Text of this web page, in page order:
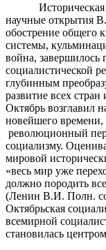
Историческая
научные открытия
обострение общего
системы,
война, завершилось
социалистической
глубинным
развитие всех
Октябрь возглавил
новейшего времени,
революционный
социализму.
мировой
«весь мир уже
должно породить
(Ленин В.И. Полн.
Октябрьская
всемирной
становилась